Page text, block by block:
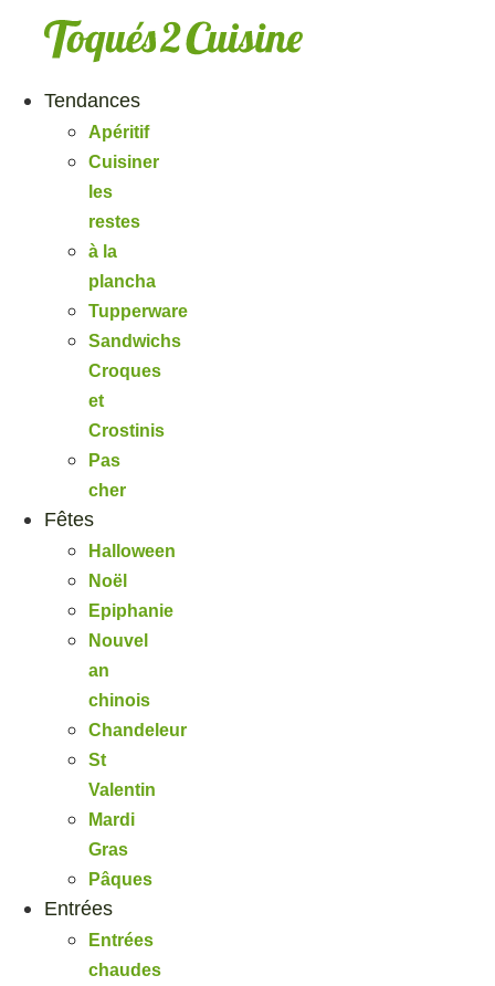
Tendances
Apéritif
Cuisiner
les
restes
à la
plancha
Tupperware
Sandwichs
Croques
et
Crostinis
Pas
cher
Fêtes
Halloween
Noël
Epiphanie
Nouvel
an
chinois
Chandeleur
St
Valentin
Mardi
Gras
Pâques
Entrées
Entrées
chaudes